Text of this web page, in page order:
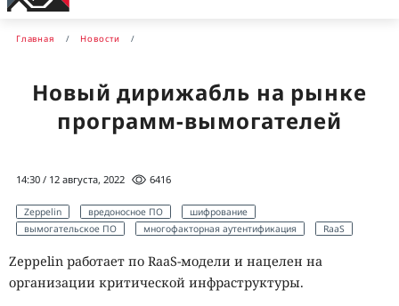
Главная Новости
Новый дирижабль на рынке
программ-вымогателей
14:30 / 12 августа, 2022 6416
Zeppelin вредоносное ПО
шифрование
вымогательское ПО
многофакторная аутентификация RaaS
Zeppelin работает по RaaS-модели и нацелен на
организации критической инфраструктуры.